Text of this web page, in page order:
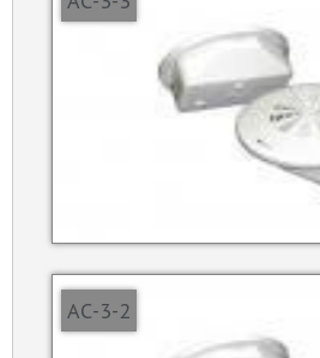
АС-3-2